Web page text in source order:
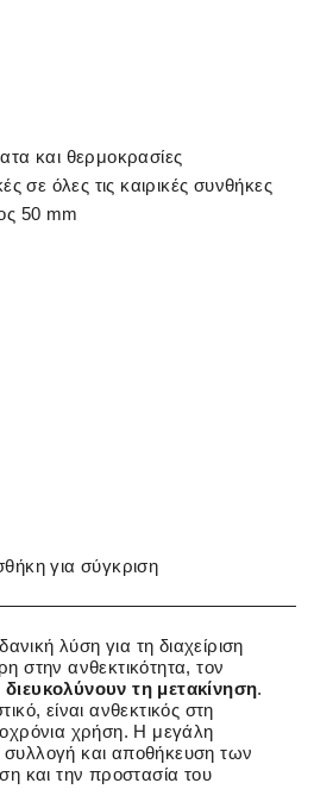
και θερμοκρασίες
σε όλες τις καιρικές συνθήκες
50 mm
για σύγκριση
λύση για τη διαχείριση
στην ανθεκτικότητα, τον
τη μετακίνηση.
είναι ανθεκτικός στη
χρήση. Η μεγάλη
συλλογή και αποθήκευση των
και την προστασία του